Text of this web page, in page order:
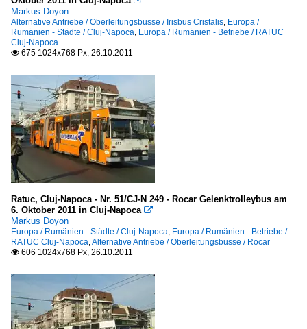
Markus Doyon
Alternative Antriebe / Oberleitungsbusse / Irisbus Cristalis, Europa /
Rumänien - Städte / Cluj-Napoca, Europa / Rumänien - Betriebe / RATUC
Cluj-Napoca
 675 1024x768 Px, 26.10.2011
Ratuc, Cluj-Napoca - Nr. 51/CJ-N 249 - Rocar Gelenktrolleybus am
6. Oktober 2011 in Cluj-Napoca 
Markus Doyon
Europa / Rumänien - Städte / Cluj-Napoca, Europa / Rumänien - Betriebe /
RATUC Cluj-Napoca,Alternative Antriebe / Oberleitungsbusse / Rocar
 606 1024x768 Px, 26.10.2011